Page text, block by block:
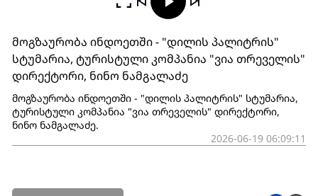
მოგზაურობა ინდოეთში - "დილის პალიტრის"
სტუმარია, ტურისტული კომპანია "ვია თრეველის"
დირექტორი, ნინო ნამგალაძე
მოგზაურობა ინდოეთში - "დილის პალიტრის" სტუმარია,
ტურისტული კომპანია "ვია თრეველის" დირექტორი,
ნინო ნამგალაძე.
2026-06-19 06:09:11